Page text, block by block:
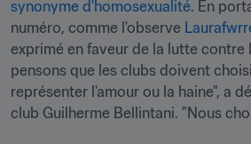
synonyme d'homosexualité. En
numéro, comme l'observe
exprimé en faveur de la lutte contre
pensons que les clubs doivent
représenter l'amour ou la haine", a
club Guilherme Bellintani. "Nous